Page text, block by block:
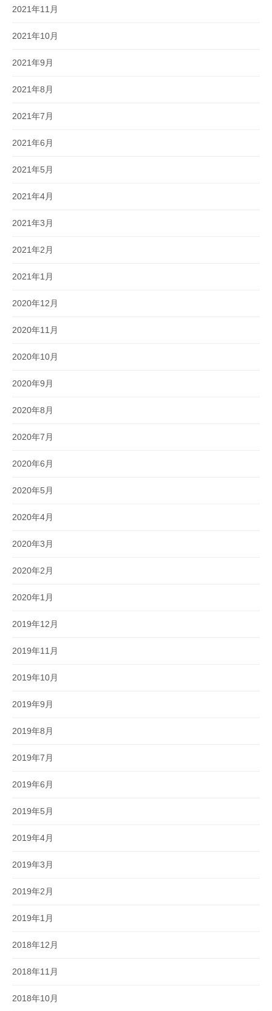
2021年11月
2021年10月
2021年9月
2021年8月
2021年7月
2021年6月
2021年5月
2021年4月
2021年3月
2021年2月
2021年1月
2020年12月
2020年11月
2020年10月
2020年9月
2020年8月
2020年7月
2020年6月
2020年5月
2020年4月
2020年3月
2020年2月
2020年1月
2019年12月
2019年11月
2019年10月
2019年9月
2019年8月
2019年7月
2019年6月
2019年5月
2019年4月
2019年3月
2019年2月
2019年1月
2018年12月
2018年11月
2018年10月